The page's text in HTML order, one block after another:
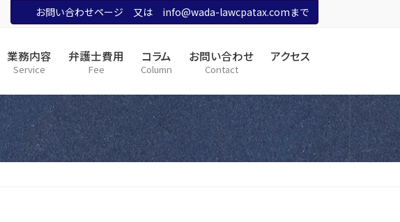
お問い合わせページ 又は info@wada-lawcpatax.comまで
業務内容
Service
弁護士費用
Fee
コラム
Column
お問い合わせ
Contact
アクセス